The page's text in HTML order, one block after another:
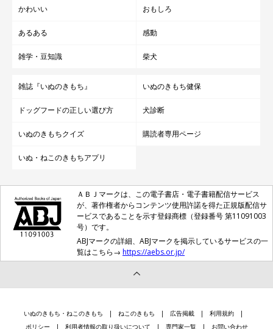
かわいい おもしろ
あるある 感動
雑学・豆知識 柴犬
雑誌『いぬのきもち』 いぬのきもち健保
ドッグフードの正しい選び方 犬診断
いぬのきもちクイズ 購読者専用ページ
いぬ・ねこのきもちアプリ
ＡＢＪマークは、この電子書店・電子書籍配信サービス
が、著作権者からコンテンツ使用許諾を得た正規版配信サ
ービスであることを示す登録商標（登録番号 第11091003
号）です。
ABJマークの詳細、ABJマークを掲示しているサービスの一
覧はこちら→ https://aebs.or.jp/
いぬのきもち・ねこのきもち ねこのきもち 広告掲載
利用規約
ポリシー
利用者情報の取り扱いについて 専門家一覧 お問い合わせ